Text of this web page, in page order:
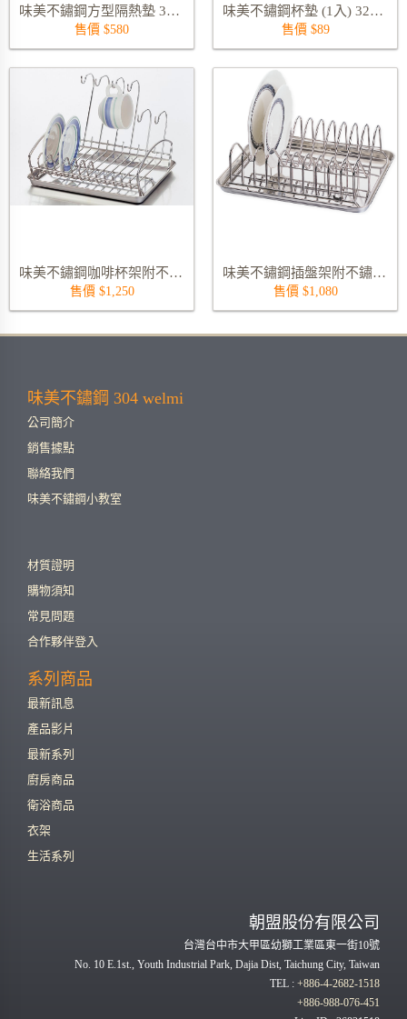
味美不鏽鋼方型隔熱墊 3282S-185
售價 $580
味美不鏽鋼杯墊 (1入) 3279S
售價 $89
味美不鏽鋼咖啡杯架附不鏽鋼滴水大盤 3233S
售價 $1,250
味美不鏽鋼插盤架附不鏽鋼滴水中盤 3206CS
售價 $1,080
味美不鏽鋼 304 welmi
公司簡介
銷售據點
聯絡我們
味美不鏽鋼小教室
材質證明
購物須知
常見問題
合作夥伴登入
系列商品
最新訊息
產品影片
最新系列
廚房商品
衛浴商品
衣架
生活系列
朝盟股份有限公司
台灣台中市大甲區幼獅工業區東一街10號
No. 10 E.1st., Youth Industrial Park, Dajia Dist, Taichung City, Taiwan
TEL : +886-4-2682-1518
+886-988-076-451